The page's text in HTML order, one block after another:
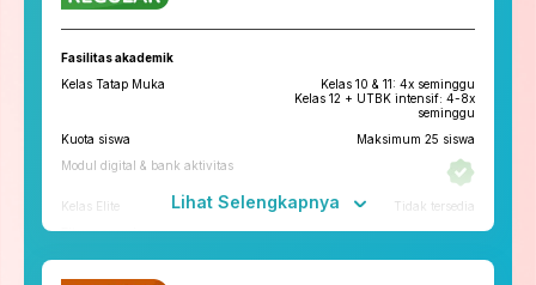
Fasilitas akademik
Kelas Tatap Muka
Kelas 10 & 11: 4x seminggu
Kelas 12 + UTBK intensif: 4-8x
seminggu
Kuota siswa
Maksimum 25 siswa
Modul digital & bank aktivitas
Kelas Elite
Tidak tersedia
Fitur penunjang
ruangbelajar
Lihat Selengkapnya